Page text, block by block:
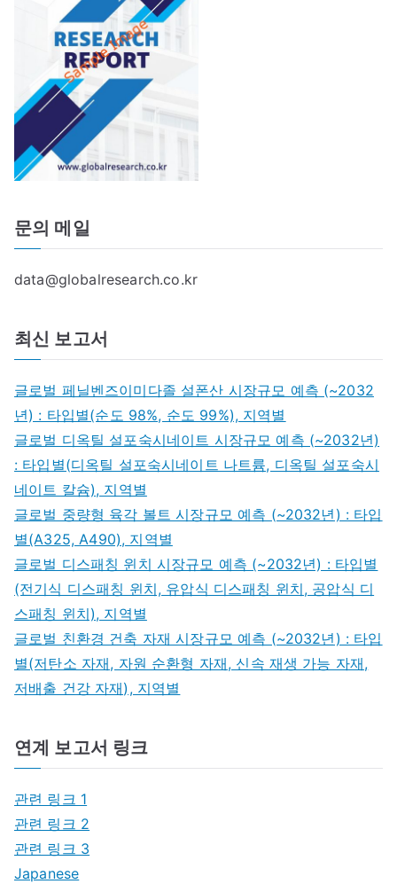
문의 메일
data@globalresearch.co.kr
최신 보고서
글로벌 페닐벤즈이미다졸 설폰산 시장규모 예측 (~2032
년) : 타입별(순도 98%, 순도 99%), 지역별
글로벌 디옥틸 설포숙시네이트 시장규모 예측 (~2032년)
: 타입별(디옥틸 설포숙시네이트 나트륨, 디옥틸 설포숙시
네이트 칼슘), 지역별
글로벌 중량형 육각 볼트 시장규모 예측 (~2032년) : 타입
별(A325, A490), 지역별
글로벌 디스패칭 윈치 시장규모 예측 (~2032년) : 타입별
(전기식 디스패칭 윈치, 유압식 디스패칭 윈치, 공압식 디
스패칭 윈치), 지역별
글로벌 친환경 건축 자재 시장규모 예측 (~2032년) : 타입
별(저탄소 자재, 자원 순환형 자재, 신속 재생 가능 자재,
저배출 건강 자재), 지역별
연계 보고서 링크
관련 링크 1
관련 링크 2
관련 링크 3
Japanese